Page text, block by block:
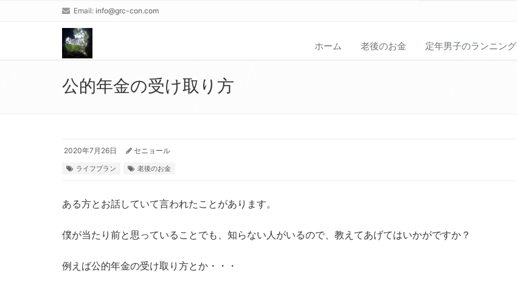
Email: info@grc-con.com
ホーム 老後のお金 定年男子のランニング
公的年金の受け取り方
2020年7月26日 セニョール
ライフプラン 老後のお金
ある方とお話していて言われたことがあります。
僕が当たり前と思っていることでも、知らない人がいるので、教えてあげてはいかがですか？
例えば公的年金の受け取り方とか・・・